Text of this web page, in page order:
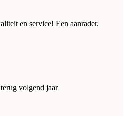
en service! Een aanrader.
volgend jaar